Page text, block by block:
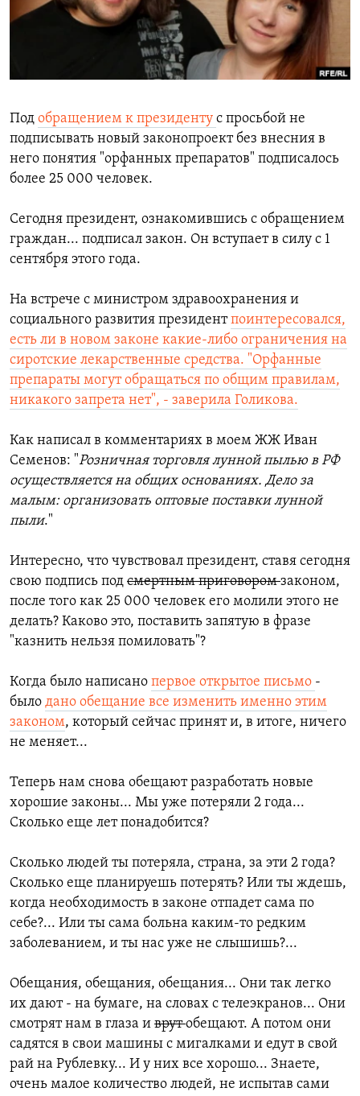
РАСПИСАНИЕ ВЕЩАНИЯ
ПОДПИШИТЕСЬ НА РАССЫЛКУ
Под обращением к президенту с просьбой не
подписывать новый законопроект без внесния в
него понятия "орфанных препаратов" подписалось
более 25 000 человек.
Сегодня президент, ознакомившись с обращением
граждан... подписал закон. Он вступает в силу с 1
сентября этого года.
На встрече с министром здравоохранения и
социального развития президентпоинтересовался,
есть ли в новом законе какие-либо ограничения на
сиротские лекарственные средства. "Орфанные
препараты могут обращаться по общим правилам,
никакого запрета нет", - заверила Голикова.
Как написал в комментариях в моем ЖЖ Иван
Семенов: "Розничная торговля лунной пылью в РФ
осуществляется на общих основаниях. Дело за
малым: организовать оптовые поставки лунной
пыли."
Интересно, что чувствовал президент, ставя сегодня
свою подпись под смертным приговоромзаконом,
после того как 25 000 человек его молили этого не
делать? Каково это, поставить запятую в фразе
"казнить нельзя помиловать"?
Когда было написано первое открытое письмо -
было дано обещание все изменить именно этим
законом, который сейчас принят и, в итоге, ничего
не меняет...
Теперь нам снова обещают разработать новые
хорошие законы... Мы уже потеряли 2 года...
Сколько еще лет понадобится?
Сколько людей ты потеряла, страна, за эти 2 года?
Сколько еще планируешь потерять? Или ты ждешь,
когда необходимость в законе отпадет сама по
себе?... Или ты сама больна каким-то редким
заболеванием, и ты нас уже не слышишь?...
Обещания, обещания, обещания... Они так легко
их дают - на бумаге, на словах с телеэкранов... Они
смотрят нам в глаза и врутобещают. А потом они
садятся в свои машины с мигалками и едут в свой
рай на Рублевку... И у них все хорошо... Знаете,
очень малое количество людей, не испытав сами